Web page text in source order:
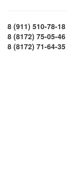
8 (911) 510-78-18
8 (8172) 75-05-46
8 (8172) 71-64-35